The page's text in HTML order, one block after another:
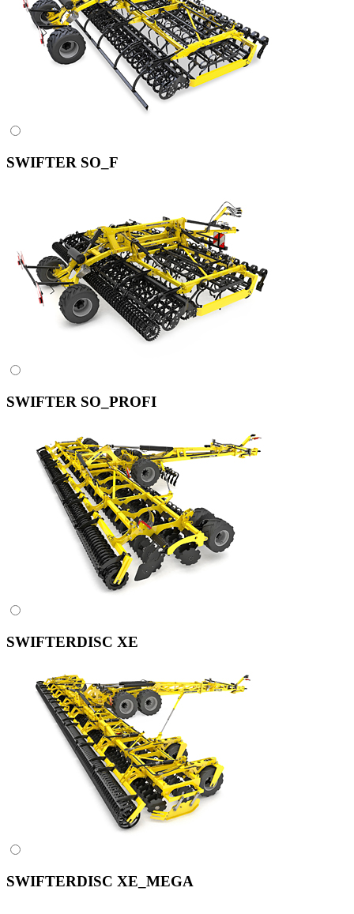
SWIFTER SO_F
SWIFTER SO_PROFI
SWIFTERDISC XE
SWIFTERDISC XE_MEGA